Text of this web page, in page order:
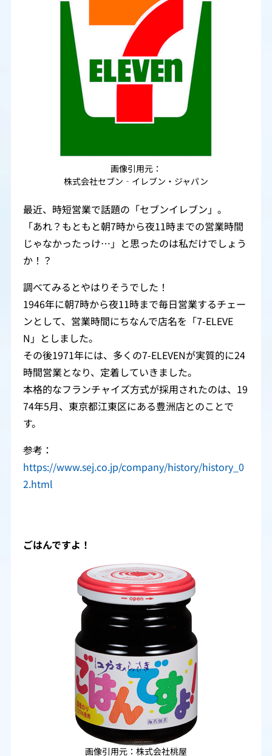
画像引用元：
株式会社セブン‐イレブン・ジャパン
最近、時短営業で話題の「セブンイレブン」。
「あれ？もともと朝7時から夜11時までの営業時間
じゃなかったっけ…」と思ったのは私だけでしょう
か！？
調べてみるとやはりそうでした！
1946年に朝7時から夜11時まで毎日営業するチェー
ンとして、営業時間にちなんで店名を「7-ELEVE
N」としました。
その後1971年には、多くの7-ELEVENが実質的に24
時間営業となり、定着していきました。
本格的なフランチャイズ方式が採用されたのは、19
74年5月、東京都江東区にある豊洲店とのことで
す。
参考：
https://www.sej.co.jp/company/history/history_0
2.html
ごはんですよ！